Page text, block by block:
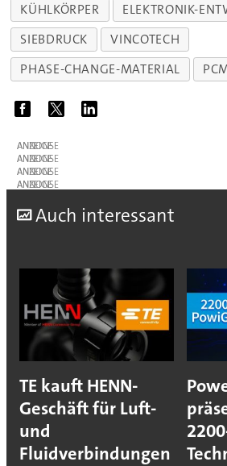
KÜHLKÖRPER
ELEKTRONIK-
SIEBDRUCK
VINCOTECH
PHASE-CHANGE-MATERIAL
ANZEIGE
ANZEIGE
ANZEIGE
ANZEIGE
Auch interessant
TE kauft HENN-
Geschäft für Luft-
und
Fluidverbindungen